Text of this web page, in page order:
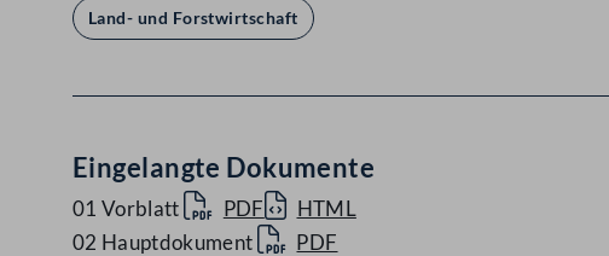
Land- und Forstwirtschaft
Eingelangte Dokumente
01 Vorblatt PDF
HTML
02 Hauptdokument
PDF